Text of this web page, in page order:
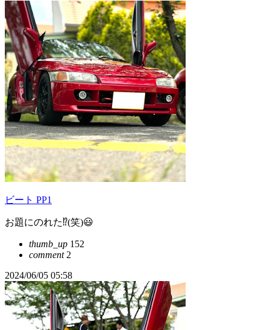
ビート PP1
お題にのれた⁉️(笑)😃
thumb_up 152
comment2
2024/06/05 05:58